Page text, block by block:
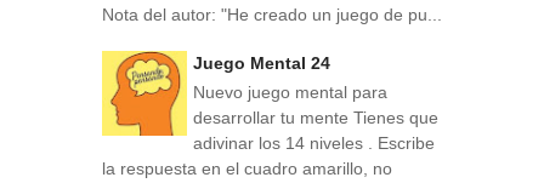
Nota del autor: "He creado un juego de pu...
Juego Mental 24
Nuevo juego mental para
desarrollar tu mente Tienes que
adivinar los 14 niveles . Escribe
la respuesta en el cuadro amarillo, no